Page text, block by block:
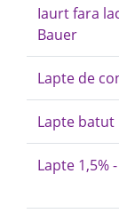
Iaurt fara
Bauer
Lapte de
Lapte batut
Lapte 1,5%